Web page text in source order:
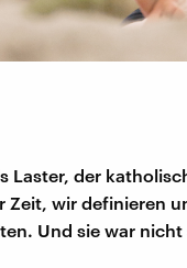
Laster, der
Zeit, wir definieren
Und sie war